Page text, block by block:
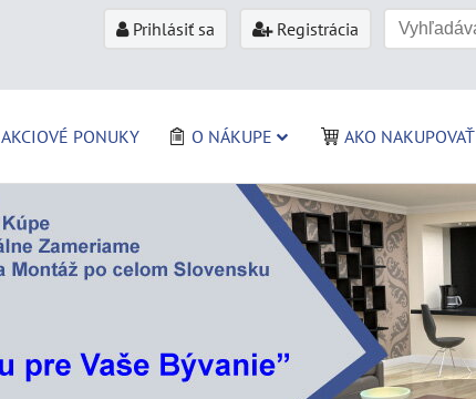
Prihlásiť sa Registrácia
AKCIOVÉ PONUKY O NÁKUPE AKO NAKUPOVAŤ